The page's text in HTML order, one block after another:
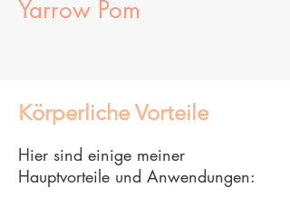
Yarrow Pom
Körperliche Vorteile
Hier sind einige meiner
Hauptvorteile und Anwendungen: